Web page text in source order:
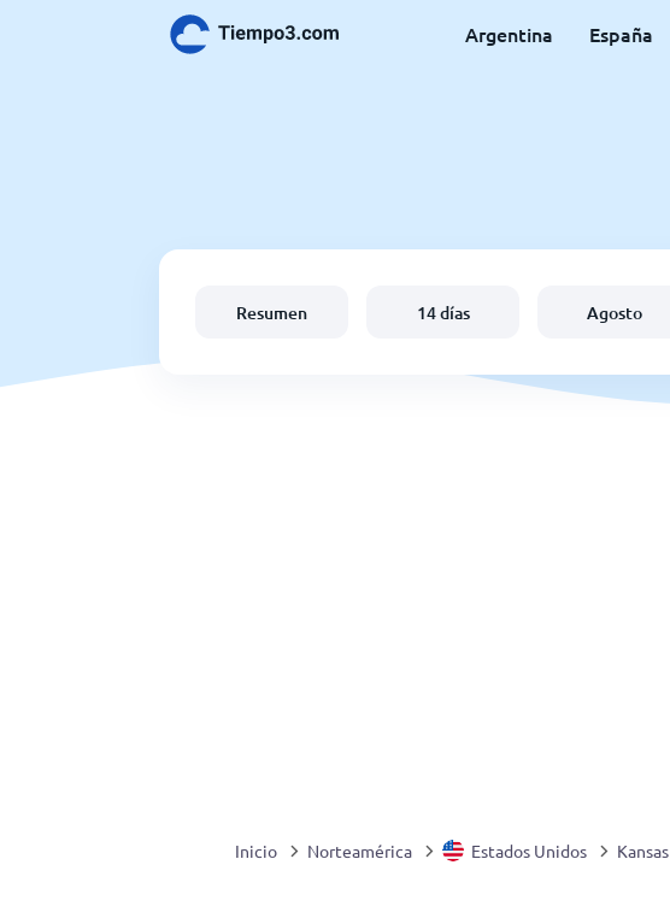
Argentina España
Resumen 14 días Agosto
Inicio Norteamérica Estados Unidos Kansas